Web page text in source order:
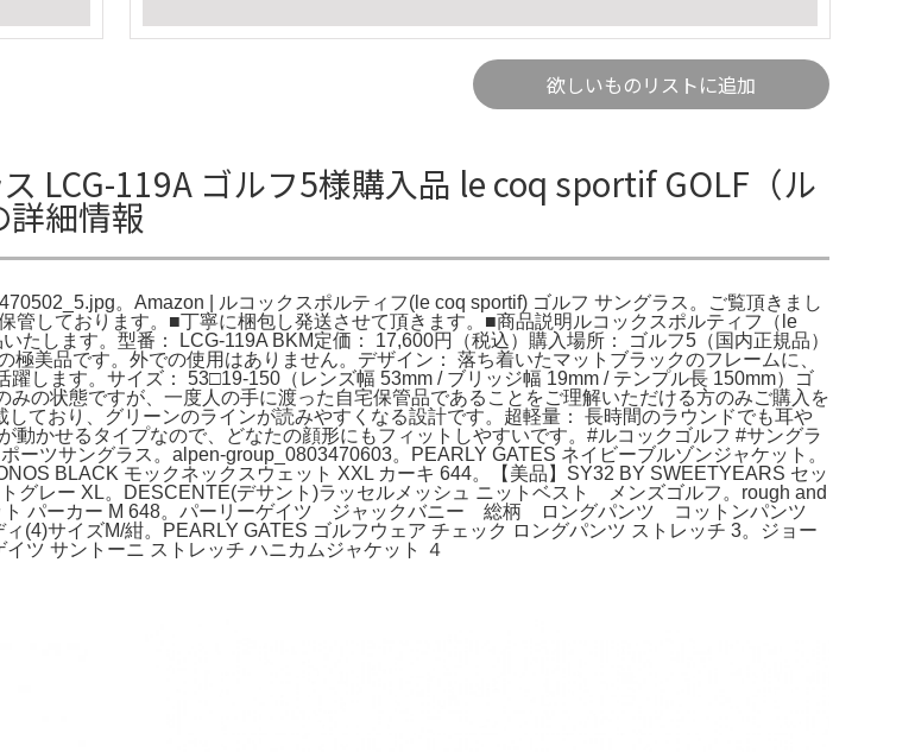
欲しいものリストに追加
LCG-119A ゴルフ5様購入品 le coq sportif GOLF（ル
詳細情報
。Amazon | ルコックスポルティフ(le coq sportif) ゴルフ サングラス。ご覧頂きまし
しております。■丁寧に梱包し発送させて頂きます。■商品説明ルコックスポルティフ（le
します。​型番： LCG-119A BKM​定価： 17,600円（税込）​購入場所： ゴルフ5（国内正規品）​
美品です。外での使用はありません。​デザイン： 落ち着いたマットブラックのフレームに、
します。​サイズ： 53□19-150（レンズ幅 53mm / ブリッジ幅 19mm / テンプル長 150mm）​​ゴ
の状態ですが、一度人の手に渡った自宅保管品であることをご理解いただける方のみご購入を
ており、グリーンのラインが読みやすくなる設計です。​超軽量： 長時間のラウンドでも耳や
かせるタイプなので、どなたの顔形にもフィットしやすいです。​#ルコックゴルフ #サングラ
ーツサングラス。alpen-group_0803470603。PEARLY GATES ネイビーブルゾンジャケット。
BLACK モックネックスウェット XXL カーキ 644。【美品】SY32 BY SWEETYEARS セッ
グレー XL。DESCENTE(デサント)ラッセルメッシュ ニットベスト メンズゴルフ。rough and
ト パーカー M 648。パーリーゲイツ ジャックバニー 総柄 ロングパンツ コットンパンツ
サイズM/紺。PEARLY GATES ゴルフウェア チェック ロングパンツ ストレッチ 3。ジョー
ツ サントーニ ストレッチ ハニカムジャケット ４